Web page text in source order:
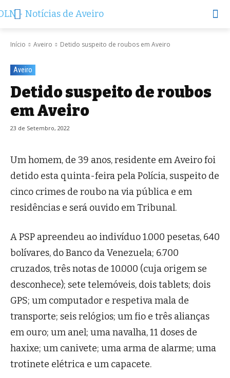
Início Aveiro Detido suspeito de roubos em Aveiro
Aveiro
Detido suspeito de roubos
em Aveiro
23 de Setembro, 2022
Um homem, de 39 anos, residente em Aveiro foi
detido esta quinta-feira pela Polícia, suspeito de
cinco crimes de roubo na via pública e em
residências e será ouvido em Tribunal.
A PSP apreendeu ao indivíduo 1.000 pesetas, 640
bolívares, do Banco da Venezuela; 6.700
cruzados, três notas de 10.000 (cuja origem se
desconhece); sete telemóveis, dois tablets; dois
GPS; um computador e respetiva mala de
transporte; seis relógios; um fio e três alianças
em ouro; um anel; uma navalha, 11 doses de
haxixe; um canivete; uma arma de alarme; uma
trotinete elétrica e um capacete.